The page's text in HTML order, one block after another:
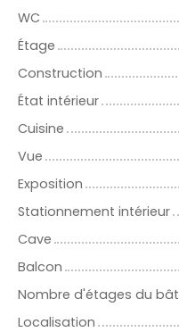
WC
Étage
Construction
État intérieur
Cuisine
Vue
Exposition
Stationnement intérieur
Cave
Balcon
Nombre d'étages du
Localisation